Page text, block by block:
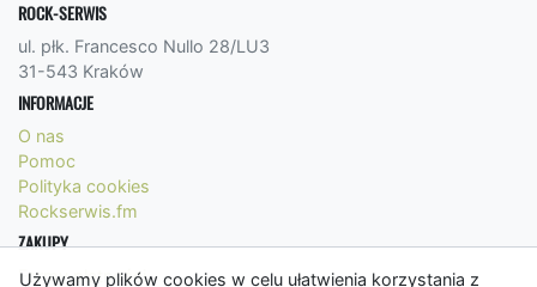
Używamy plików cookies w celu ułatwienia korzystania z
ROCK-SERWIS
ul. płk. Francesco Nullo 28/LU3
31-543 Kraków
INFORMACJE
O nas
Pomoc
Polityka cookies
Rockserwis.fm
ZAKUPY
Formy płatności